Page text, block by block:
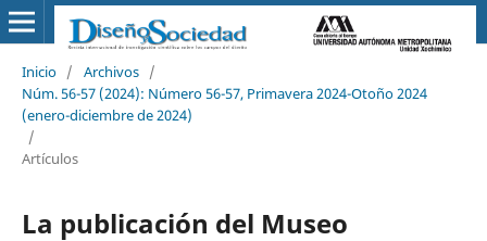
Inicio / Archivos /
Núm. 56-57 (2024): Número 56-57, Primavera 2024-Otoño 2024
(enero-diciembre de 2024)
/
Artículos
La publicación del Museo